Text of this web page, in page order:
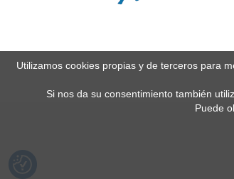
Utilizamos cookies propias y de terceros para
Si nos da su consentimiento también
Puede